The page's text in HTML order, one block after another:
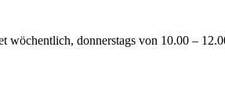
wöchentlich, donnerstags von 10.00 –